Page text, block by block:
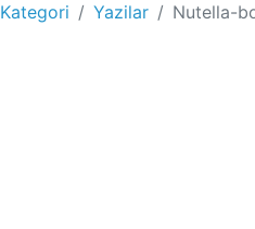
Kategori Yazilar Nutella-